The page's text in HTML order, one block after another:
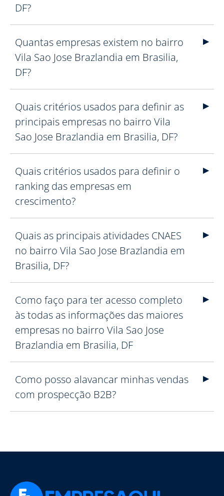
DF?
Quantas empresas existem no bairro
Vila Sao Jose Brazlandia em Brasilia,
DF?
Quais critérios usados para definir as
principais empresas no bairro Vila
Sao Jose Brazlandia em Brasilia, DF?
Quais critérios usados para definir o
ranking das empresas em
crescimento?
Quais as principais atividades CNAES
no bairro Vila Sao Jose Brazlandia em
Brasilia, DF?
Como faço para ter acesso completo
às todas as informações das maiores
empresas no bairro Vila Sao Jose
Brazlandia em Brasilia, DF
Como posso alavancar minhas vendas
com prospecção B2B?